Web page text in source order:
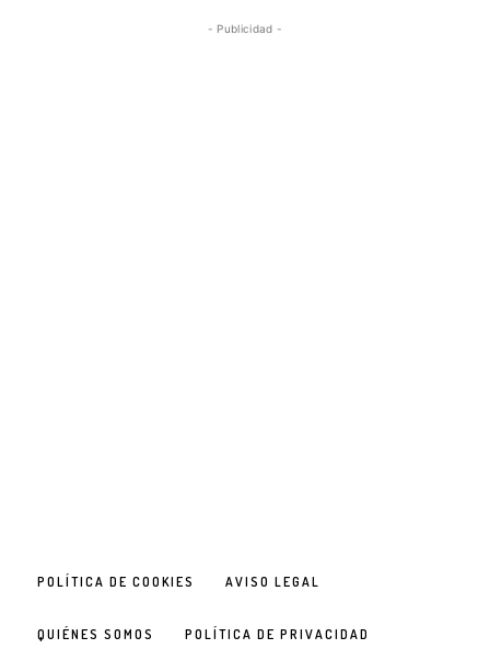
- Publicidad -
POLÍTICA DE COOKIES AVISO LEGAL
QUIÉNES SOMOS POLÍTICA DE PRIVACIDAD